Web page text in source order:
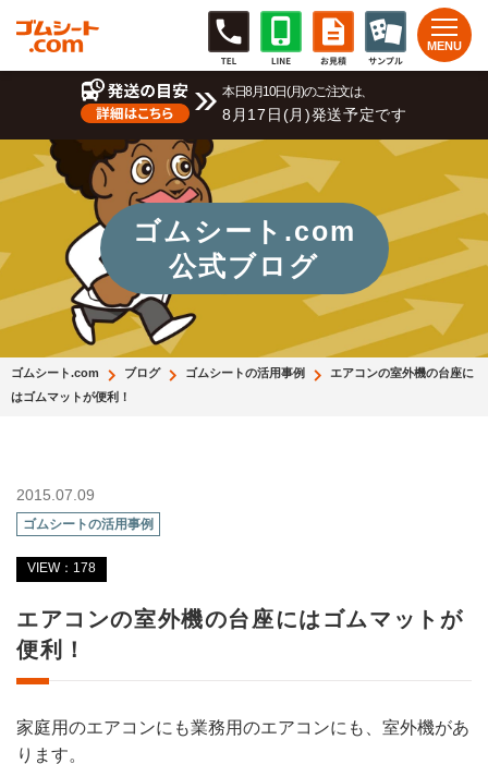
本日8月10日(月)のご注文は、
8月17日(月)発送予定です
ゴムシート.com
公式ブログ
ゴムシート.com ブログ ゴムシートの活用事例
エアコンの室外機の台座に
はゴムマットが便利！
2015.07.09
ゴムシートの活用事例
VIEW：178
エアコンの室外機の台座にはゴムマットが
便利！
家庭用のエアコンにも業務用のエアコンにも、室外機があ
ります。